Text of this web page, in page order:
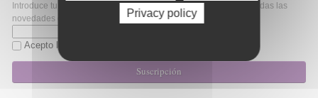
Introduce tu correo electrónico si quieres mantenerte al día de todas las
novedades de Fibao.
Acepto la
Suscripción
Privacy policy